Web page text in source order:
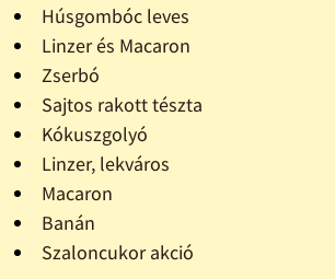
Húsgombóc leves
Linzer és Macaron
Zserbó
Sajtos rakott tészta
Kókuszgolyó
Linzer, lekváros
Macaron
Banán
Szaloncukor akció